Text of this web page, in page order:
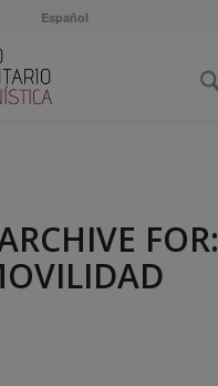
Español
FOR: